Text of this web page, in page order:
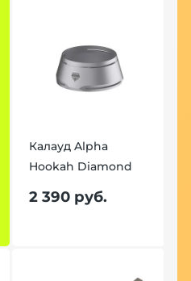
Калауд Alpha
Hookah Diamond
2 390 руб.